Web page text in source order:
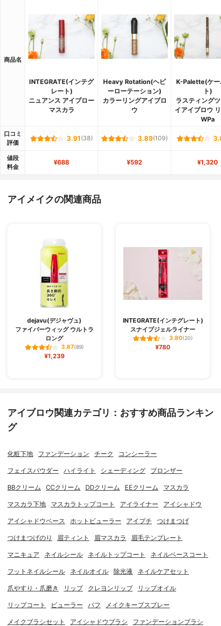
商品名
INTEGRATE(インテグ
レート)
ニュアンス アイブロー
マスカラ
Heavy Rotation(ヘビ
ーローテーション)
カラーリングアイブロ
ウ
K-Palette(ケー
ト)
ラスティング
イアイブロウ
WPa
口コミ
評価
3.91 (38) 3.89(109)
値段
料金
¥688 ¥592 ¥1,320
アイメイクの関連商品
dejavu(デジャヴュ)
ファイバーウィッグ ウルトラ
ロング
3.87(89)
¥1,239
INTEGRATE(インテグレート)
スナイプジェルライナー
3.80(20)
¥780
アイブロウ関連カテゴリ：おすすめ商品ランキン
グ
化粧下地 ファンデーション チーク コンシーラー
フェイスパウダー ハイライト シェーディング ブロンザー
BBクリーム CCクリーム DDクリーム EEクリーム マスカラ
マスカラ下地 マスカラトップコート アイライナー アイシャドウ
アイシャドウベース ホットビューラー アイプチ つけまつげ
つけまつげのり 眉ティント 眉マスカラ 眉毛テンプレート
マニキュア ネイルシール ネイルトップコート ネイルベースコート
フットネイルシール ネイルオイル 除光液 ネイルケアセット
爪やすり・爪磨き リップ クレヨンリップ リップオイル
リップコート ビューラー パフ メイクキープスプレー
メイクブラシセット アイシャドウブラシ ファンデーションブラシ